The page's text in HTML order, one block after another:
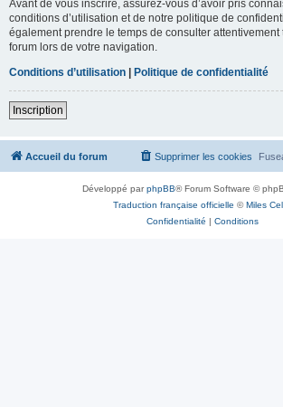
Avant de vous inscrire, assurez-vous d’avoir pris
conditions d’utilisation et de notre politique de
également prendre le temps de consulter attentivement
forum lors de votre navigation.
Conditions d’utilisation | Politique de confidentialité
Inscription
Accueil du forum Supprimer les cookies
Développé parphpBB® Forum Software ©
Traduction française officielle ©Miles
Confidentialité | Conditions